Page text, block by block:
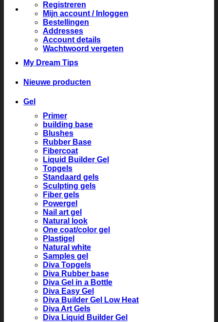
Registreren
Mijn account / Inloggen
Bestellingen
Addresses
Account details
Wachtwoord vergeten
My Dream Tips
Nieuwe producten
Gel
Primer
building base
Blushes
Rubber Base
Fibercoat
Liquid Builder Gel
Topgels
Standaard gels
Sculpting gels
Fiber gels
Powergel
Nail art gel
Natural look
One coat/color gel
Plastigel
Natural white
Samples gel
Diva Topgels
Diva Rubber base
Diva Gel in a Bottle
Diva Easy Gel
Diva Builder Gel Low Heat
Diva Art Gels
Diva Liquid Builder Gel